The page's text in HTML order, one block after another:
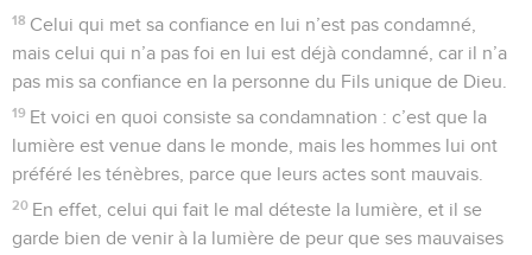
18 Celui qui met sa confiance en lui n’est pas condamné,
mais celui qui n’a pas foi en lui est déjà condamné, car il n’a
pas mis sa confiance en la personne du Fils unique de Dieu.
19 Et voici en quoi consiste sa condamnation : c’est que la
lumière est venue dans le monde, mais les hommes lui ont
préféré les ténèbres, parce que leurs actes sont mauvais.
20 En effet, celui qui fait le mal déteste la lumière, et il se
garde bien de venir à la lumière de peur que ses mauvaises